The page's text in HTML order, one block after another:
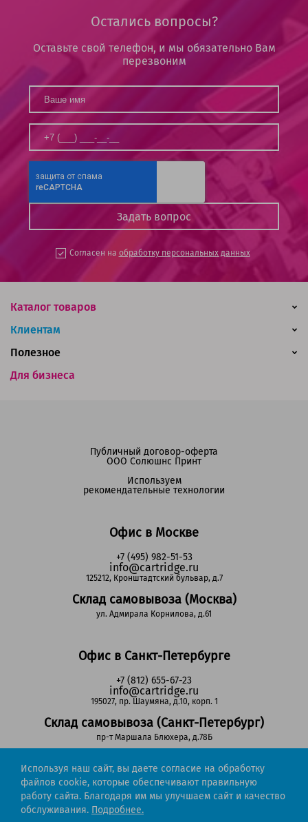
Остались вопросы?
Оставьте свой телефон, и мы обязательно Вам
перезвоним
Согласен на обработку персональных данных
Каталог товаров
Клиентам
Для бизнеса
Полезное
Офис в Москве
+7 (495) 982-51-53
info@cartridge.ru
125212, Кронштадтский бульвар, д.7
Склад самовывоза (Москва)
ул. Адмирала Корнилова, д.61
Офис в Санкт-Петербурге
+7 (812) 655-67-23
info@cartridge.ru
195027, пр. Шаумяна, д.10, корп. 1
Склад самовывоза (Санкт-Петербург)
пр-т Маршала Блюхера, д.78Б
Регионы РФ
8-800-302-51-53
(звонок бесплатный)
Публичный договор-оферта
ООО Солюшнс Принт
Используем
рекомендательные технологии
Используя наш сайт, вы даете согласие на обработку
файлов cookie, которые обеспечивают правильную
работу сайта. Благодаря им мы улучшаем сайт и качество
обслуживания. Подробнее.